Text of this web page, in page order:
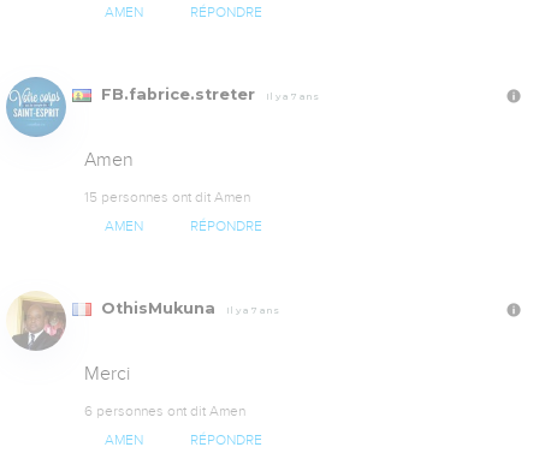
AMEN RÉPONDRE
FB.fabrice.streter Il y a 7 ans
Amen
15 personnes ont dit Amen
AMEN RÉPONDRE
OthisMukuna Il y a 7 ans
Merci
6 personnes ont dit Amen
AMEN RÉPONDRE